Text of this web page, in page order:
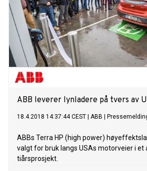
ABB leverer lynladere på tvers av
18.4.2018 14:37:44 CEST ABB
ABBs Terra HP (high power)
valgt for bruk langs USAs motorveier i et
tiårsprosjekt.